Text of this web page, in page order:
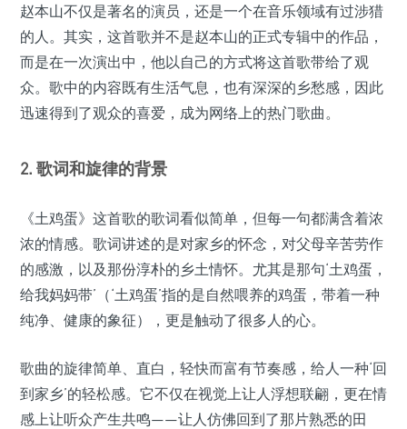
赵本山不仅是著名的演员，还是一个在音乐领域有过涉猎
的人。其实，这首歌并不是赵本山的正式专辑中的作品，
而是在一次演出中，他以自己的方式将这首歌带给了观
众。歌中的内容既有生活气息，也有深深的乡愁感，因此
迅速得到了观众的喜爱，成为网络上的热门歌曲。
2. 歌词和旋律的背景
《土鸡蛋》这首歌的歌词看似简单，但每一句都满含着浓
浓的情感。歌词讲述的是对家乡的怀念，对父母辛苦劳作
的感激，以及那份淳朴的乡土情怀。尤其是那句‘土鸡蛋，
给我妈妈带’（‘土鸡蛋’指的是自然喂养的鸡蛋，带着一种
纯净、健康的象征），更是触动了很多人的心。
歌曲的旋律简单、直白，轻快而富有节奏感，给人一种‘回
到家乡’的轻松感。它不仅在视觉上让人浮想联翩，更在情
感上让听众产生共鸣——让人仿佛回到了那片熟悉的田